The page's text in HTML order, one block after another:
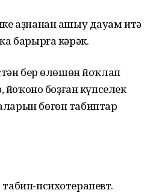
аҙнанан ашыу дауам итә
барырға кәрәк.
бер өлөшөн йоҡлап
йоҡоно боҙған күпселек
бөгөн табиптар
психотерапевт.